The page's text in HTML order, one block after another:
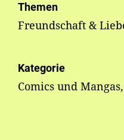
Themen
Freundschaft &
Kategorie
Comics und